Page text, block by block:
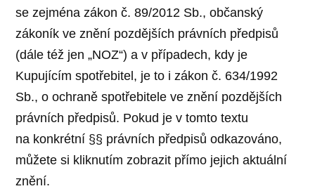
se zejména zákon č. 89/2012 Sb., občanský
zákoník ve znění pozdějších právních předpisů
(dále též jen „NOZ“) a v případech, kdy je
Kupujícím spotřebitel, je to i zákon č. 634/1992
Sb., o ochraně spotřebitele ve znění pozdějších
právních předpisů. Pokud je v tomto textu
na konkrétní §§ právních předpisů odkazováno,
můžete si kliknutím zobrazit přímo jejich aktuální
znění.